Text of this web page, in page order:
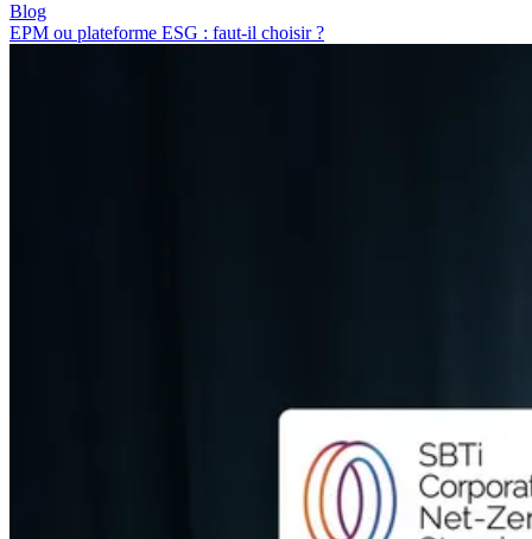
Blog
EPM ou plateforme ESG : faut-il choisir ?